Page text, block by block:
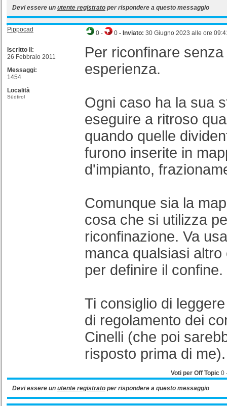
Devi essere un utente registrato per rispondere a questo messaggio
Pippocad
Iscritto il:
26 Febbraio 2011
Messaggi:
1454
Località
Südtirol
0 - 0 - Inviato: 30 Giugno 2023 alle ore
Per riconfinare
esperienza.
Ogni caso ha la sua
eseguire a ritroso
quando quelle
furono inserite in
d'impianto,
Comunque sia la
cosa che si utilizza
riconfinazione. Va
manca qualsiasi altro
per definire il confine.
Ti consiglio di
di regolamento dei
Cinelli (che poi
risposto prima di me).
Voti per Off Topic 0
Devi essere un utente registrato per rispondere a questo messaggio